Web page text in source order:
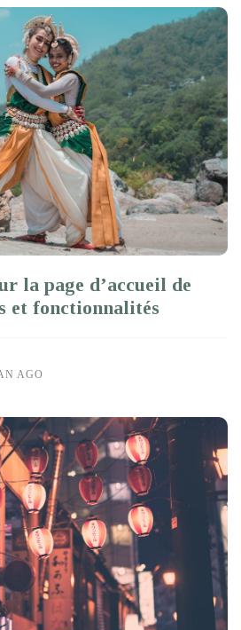
la page d’accueil de
et fonctionnalités
AGO